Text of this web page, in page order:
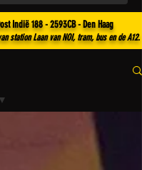
Indië 188 - 2593CB - Den Haag
station Laan van NOI, tram, bus en de A12.